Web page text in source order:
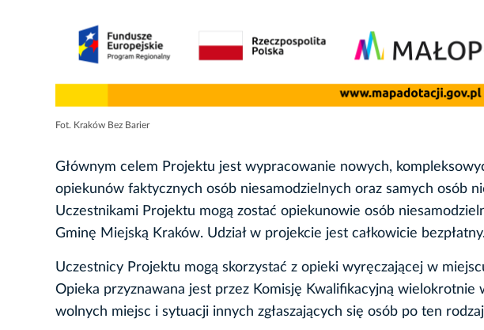
Fot. Kraków Bez Barier
Głównym celem Projektu jest wypracowanie nowych,
opiekunów faktycznych osób niesamodzielnych oraz samych osób
Uczestnikami Projektu mogą zostać opiekunowie osób
Gminę Miejską Kraków. Udział w projekcie jest całkowicie
Uczestnicy Projektu mogą skorzystać z opieki wyręczającej w
Opieka przyznawana jest przez Komisję Kwalifikacyjną wielokrotnie
wolnych miejsc i sytuacji innych zgłaszających się osób po ten